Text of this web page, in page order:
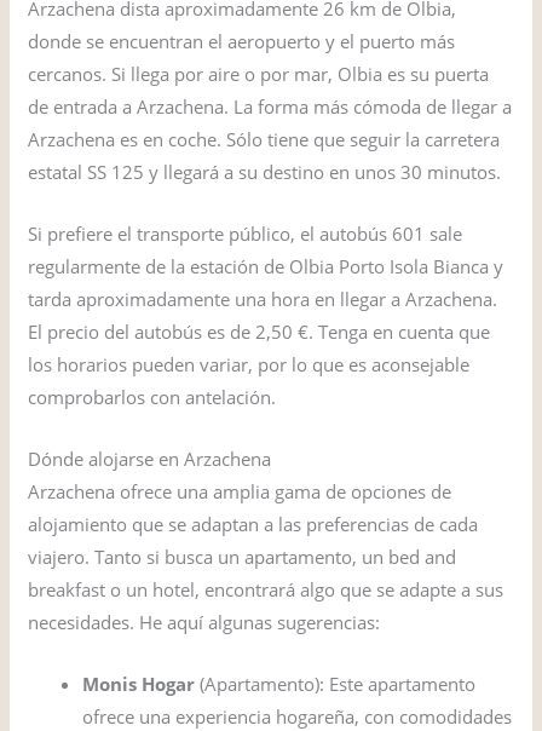
Arzachena dista aproximadamente 26 km de Olbia,
donde se encuentran el aeropuerto y el puerto más
cercanos. Si llega por aire o por mar, Olbia es su puerta
de entrada a Arzachena. La forma más cómoda de llegar a
Arzachena es en coche. Sólo tiene que seguir la carretera
estatal SS 125 y llegará a su destino en unos 30 minutos.
Si prefiere el transporte público, el autobús 601 sale
regularmente de la estación de Olbia Porto Isola Bianca y
tarda aproximadamente una hora en llegar a Arzachena.
El precio del autobús es de 2,50 €. Tenga en cuenta que
los horarios pueden variar, por lo que es aconsejable
comprobarlos con antelación.
Dónde alojarse en Arzachena
Arzachena ofrece una amplia gama de opciones de
alojamiento que se adaptan a las preferencias de cada
viajero. Tanto si busca un apartamento, un bed and
breakfast o un hotel, encontrará algo que se adapte a sus
necesidades. He aquí algunas sugerencias:
Monis Hogar (Apartamento): Este apartamento
ofrece una experiencia hogareña, con comodidades